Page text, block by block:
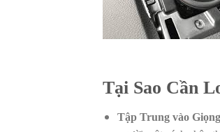
Tại Sao Cần
Tập Trung vào